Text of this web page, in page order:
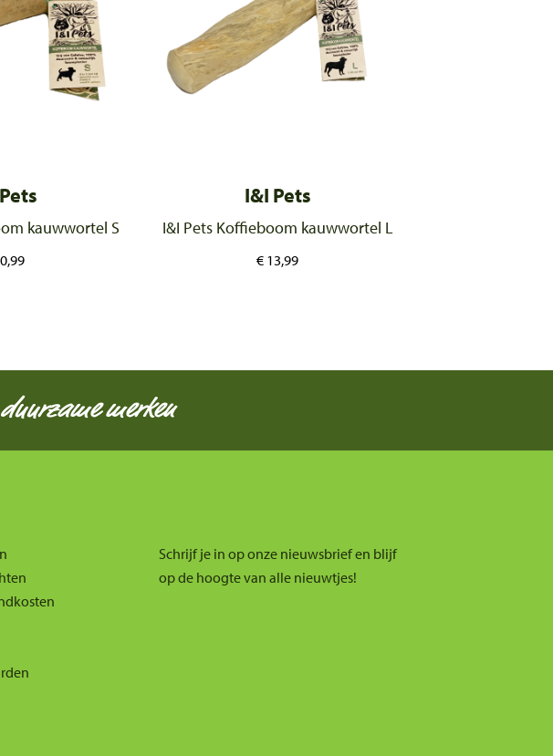
kauwwortel S
I&I Pets
I&I Pets Koffieboom kauwwortel L
€ 13,99
merken
Schrijf je in op onze nieuwsbrief en blijf
op de hoogte van alle nieuwtjes!